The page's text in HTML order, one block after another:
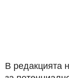
В редакцията